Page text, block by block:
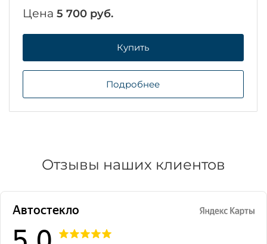
Цена5 700 руб.
Купить
Подробнее
Отзывы наших клиентов